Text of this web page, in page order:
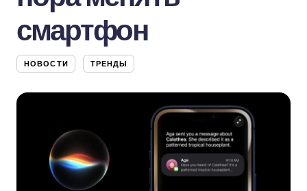
смартфон
НОВОСТИ ТРЕНДЫ